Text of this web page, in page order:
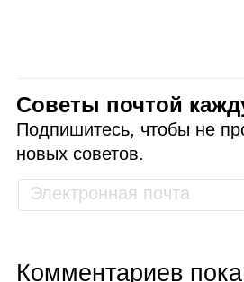
Советы почтой
Подпишитесь, чтобы не
новых советов.
Комментариев